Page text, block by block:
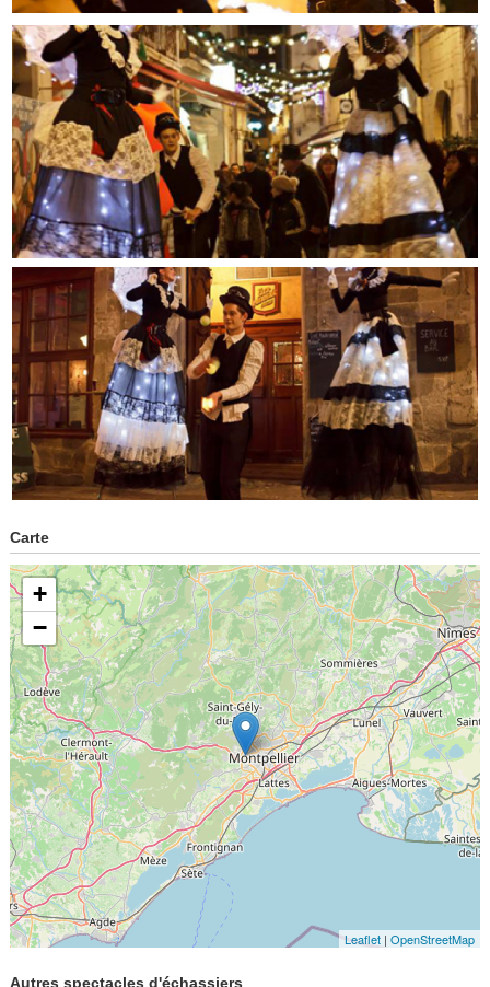
Carte
+
−
Leaflet |OpenStreetMap
Autres spectacles d'échassiers